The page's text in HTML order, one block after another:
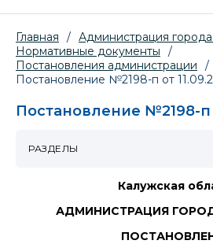
Главная / Администрация
Нормативные документы
/
Постановления администрации
/
Постановление №2198-п от
Постановление №2198-п
Калужская
АДМИНИСТРАЦИЯ
РАЗДЕЛЫ